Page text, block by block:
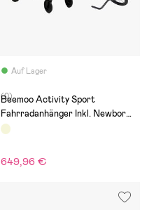
Auf Lager
(0)
Beemoo Activity Sport
Fahrradanhänger Inkl. Newborn
Set, Jogging-Set &
649,96 €